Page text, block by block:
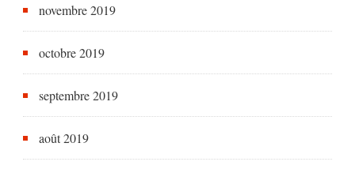
novembre 2019
octobre 2019
septembre 2019
août 2019